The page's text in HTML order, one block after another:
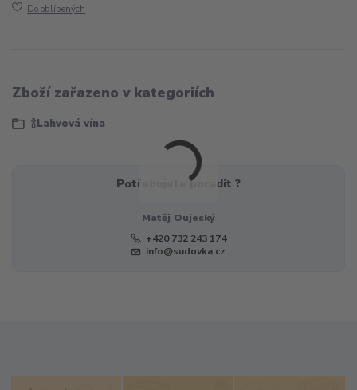
Do oblíbených
Zboží zařazeno v kategoriích
🍾Lahvová vína
Potřebujete poradit ?
Matěj Oujeský
+420 732 243 174
info@sudovka.cz